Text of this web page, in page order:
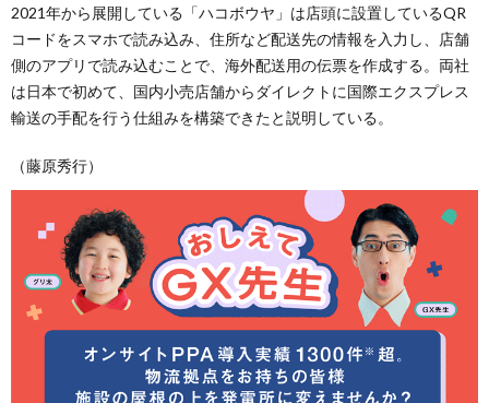
2021年から展開している「ハコボウヤ」は店頭に設置しているQR
コードをスマホで読み込み、住所など配送先の情報を入力し、店舗
側のアプリで読み込むことで、海外配送用の伝票を作成する。両社
は日本で初めて、国内小売店舗からダイレクトに国際エクスプレス
輸送の手配を行う仕組みを構築できたと説明している。
（藤原秀行）